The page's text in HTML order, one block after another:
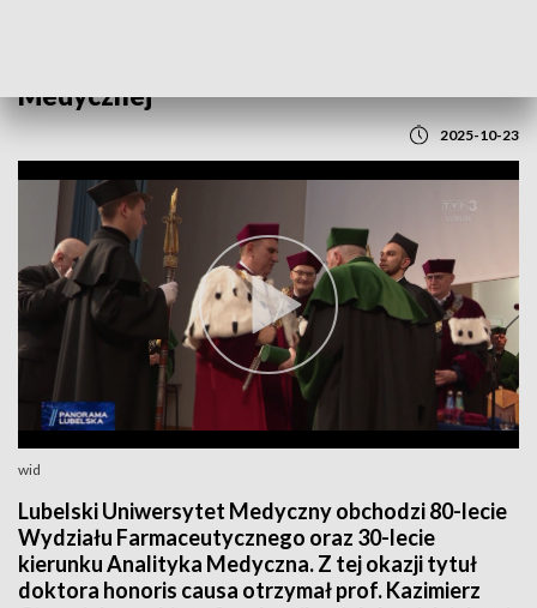
Medycznej
2025-10-23
wid
Lubelski Uniwersytet Medyczny obchodzi 80-lecie
Wydziału Farmaceutycznego oraz 30-lecie
kierunku Analityka Medyczna. Z tej okazji tytuł
doktora honoris causa otrzymał prof. Kazimierz